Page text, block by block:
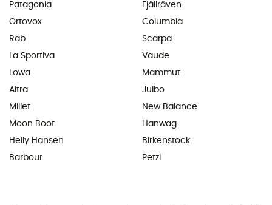
Patagonia
Ortovox
Rab
La Sportiva
Lowa
Altra
Millet
Moon Boot
Helly Hansen
Barbour
Fjällräven
Columbia
Scarpa
Vaude
Mammut
Julbo
New Balance
Hanwag
Birkenstock
Petzl